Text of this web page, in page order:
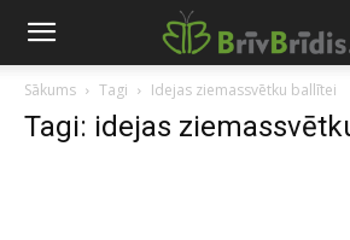
Sākums Tagi Idejas ziemassvētku ballītei
Tagi: idejas